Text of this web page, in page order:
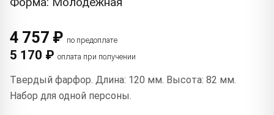
4 757 ₽ по предоплате
5 170 ₽ оплата при получении
Твердый фарфор. Длина: 120 мм. Высота: 82 мм.
Набор для одной персоны.